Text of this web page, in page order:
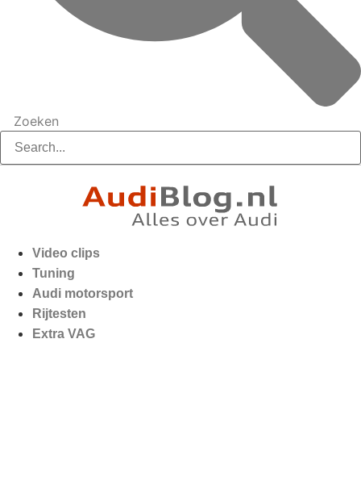
Zoeken
Video clips
Tuning
Audi motorsport
Rijtesten
Extra VAG